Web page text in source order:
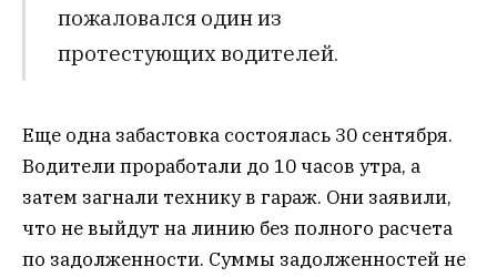
пожаловался один из
протестующих водителей.
Еще одна забастовка состоялась 30 сентября.
Водители проработали до 10 часов утра, а
затем загнали технику в гараж. Они заявили,
что не выйдут на линию без полного расчета
по задолженности. Суммы задолженностей не